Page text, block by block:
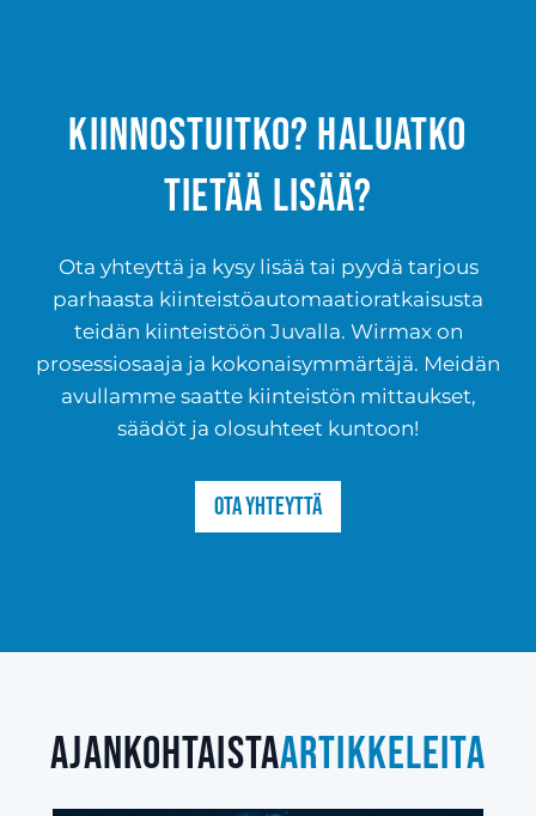
Kiinnostuitko? Haluatko
tietää lisää?
Ota yhteyttä ja kysy lisää tai pyydä tarjous
parhaasta kiinteistöautomaatioratkaisusta
teidän kiinteistöön Juvalla. Wirmax on
prosessiosaaja ja kokonaisymmärtäjä. Meidän
avullamme saatte kiinteistön mittaukset,
säädöt ja olosuhteet kuntoon!
Ota yhteyttä
Ajankohtaistaartikkeleita